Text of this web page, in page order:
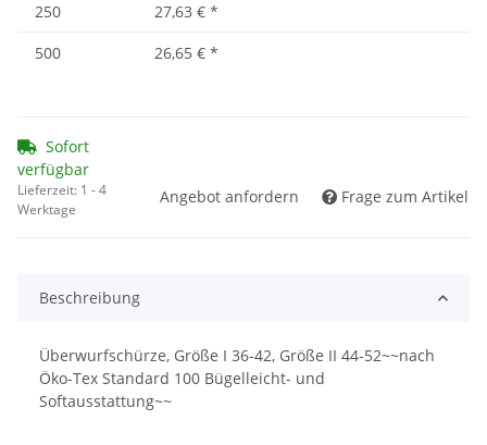
250
27,63 € *
500
26,65 € *
Sofort
verfügbar
Lieferzeit: 1 - 4
Werktage
Angebot anfordern Frage zum Artikel
Beschreibung
Überwurfschürze, Größe I 36-42, Größe II 44-52~~nach
Öko-Tex Standard 100 Bügelleicht- und
Softausstattung~~